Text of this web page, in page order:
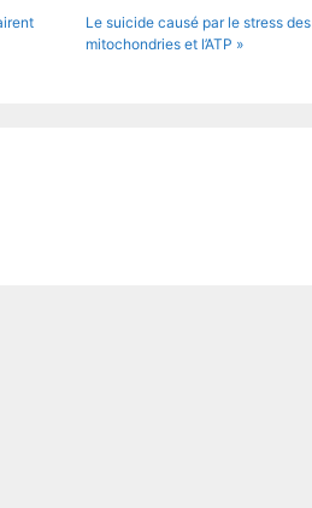
Le suicide causé par le stress des
mitochondries et l’ATP »